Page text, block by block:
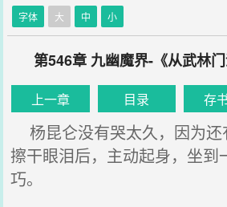
字体 大 中 小
第546章 九幽魔界-《从武林门
上一章 目录 存
杨昆仑没有哭太久，因为还
擦干眼泪后，主动起身，坐到
巧。